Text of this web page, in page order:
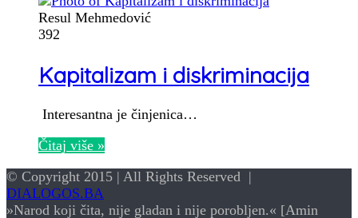
Resul Mehmedović
392
Kapitalizam i diskriminacija
Interesantna je činjenica…
Čitaj više »
© Copyright 2015 | All Rights Reserved |
DIALOGOS.BA
»Narod koji čita, nije gladan i nije porobljen.« [Amin